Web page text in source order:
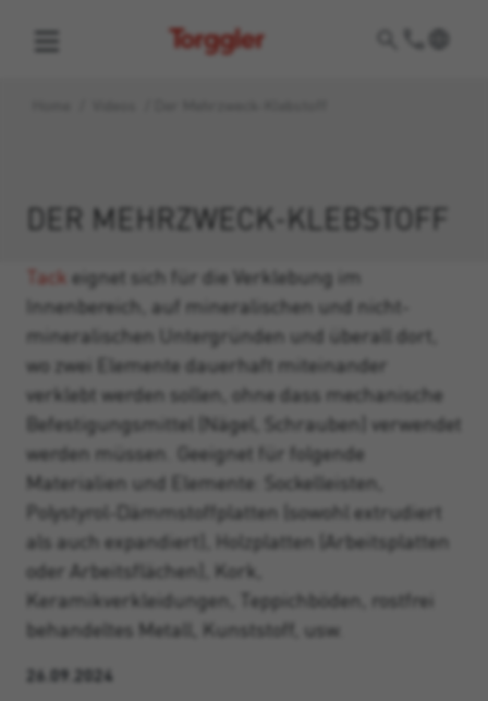
Torggler
DER MEHRZWECK-KLEBSTOFF
Tack eignet sich für die Verklebung im
Innenbereich, auf mineralischen und nicht-
mineralischen Untergründen und überall dort,
wo zwei Elemente dauerhaft miteinander
verklebt werden sollen, ohne dass mechanische
Befestigungsmittel (Nägel, Schrauben) verwendet
werden müssen. Geeignet für folgende
Materialien und Elemente: Sockelleisten,
Polystyrol-Dämmstoffplatten (sowohl extrudiert
als auch expandiert), Holzplatten (Arbeitsplatten
oder Arbeitsflächen), Kork,
Keramikverkleidungen, Teppichböden, rostfrei
behandeltes Metall, Kunststoff, usw.
26.09.2024